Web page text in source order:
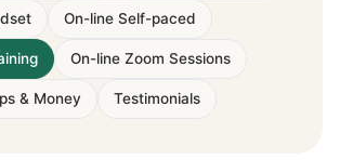
On-line Self-paced
On-line Zoom Sessions
& Money Testimonials